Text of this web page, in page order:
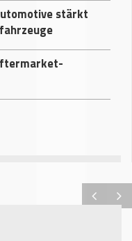
stärkt